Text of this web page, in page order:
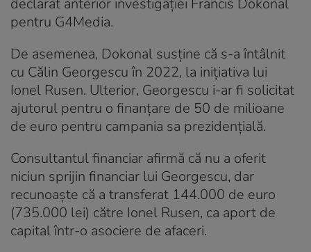
pentru G4Media.
De asemenea, Dokonal susține că s-a întâlnit
cu Călin Georgescu în 2022, la inițiativa lui
Ionel Rusen. Ulterior, Georgescu i-ar fi solicitat
ajutorul pentru o finanțare de 50 de milioane
de euro pentru campania sa prezidențială.
Consultantul financiar afirmă că nu a oferit
niciun sprijin financiar lui Georgescu, dar
recunoaște că a transferat 144.000 de euro
(735.000 lei) către Ionel Rusen, ca aport de
capital într-o asociere de afaceri.